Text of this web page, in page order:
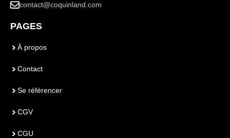
contact@coquinland.com
PAGES
À propos
Contact
Se référencer
CGV
CGU